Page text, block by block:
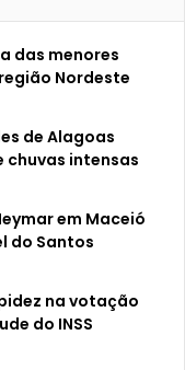
das menores
Nordeste
de Alagoas
chuvas intensas
em Maceió
do Santos
na votação
do INSS